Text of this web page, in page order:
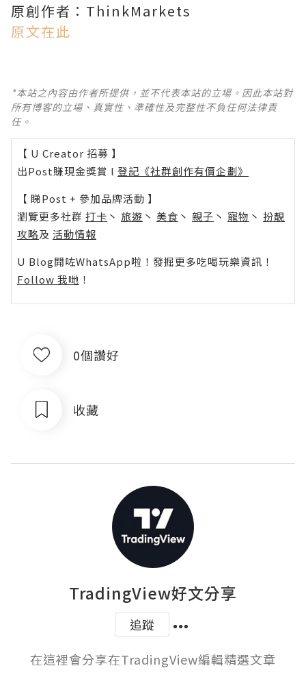
原創作者：ThinkMarkets
原文在此
*本站之內容由作者所提供，並不代表本站的立場。因此本站對
所有博客的立場、真實性、準確性及完整性不負任何法律責
任。
【 U Creator 招募 】
出Post賺現金獎賞 l 登記《社群創作有價企劃》
【 睇Post + 參加品牌活動 】
瀏覽更多社群 打卡 丶 旅遊 丶 美食 丶 親子 丶 寵物 丶 扮靚
攻略及 活動情報
U Blog開咗WhatsApp啦！發掘更多吃喝玩樂資訊！
Follow 我哋 ！
0個讚好
收藏
TradingView好文分享
追蹤
在這裡會分享在TradingView編輯精選文章